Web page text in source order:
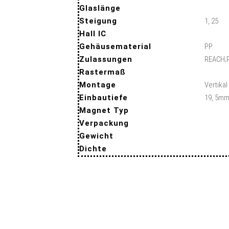
Glaslänge
Steigung
1, 25
Hall IC
Gehäusematerial
PP
Zulassungen
Rastermaß
Montage
Vertikal
Einbautiefe
19, 5mm
Magnet Typ
Verpackung
Gewicht
Dichte